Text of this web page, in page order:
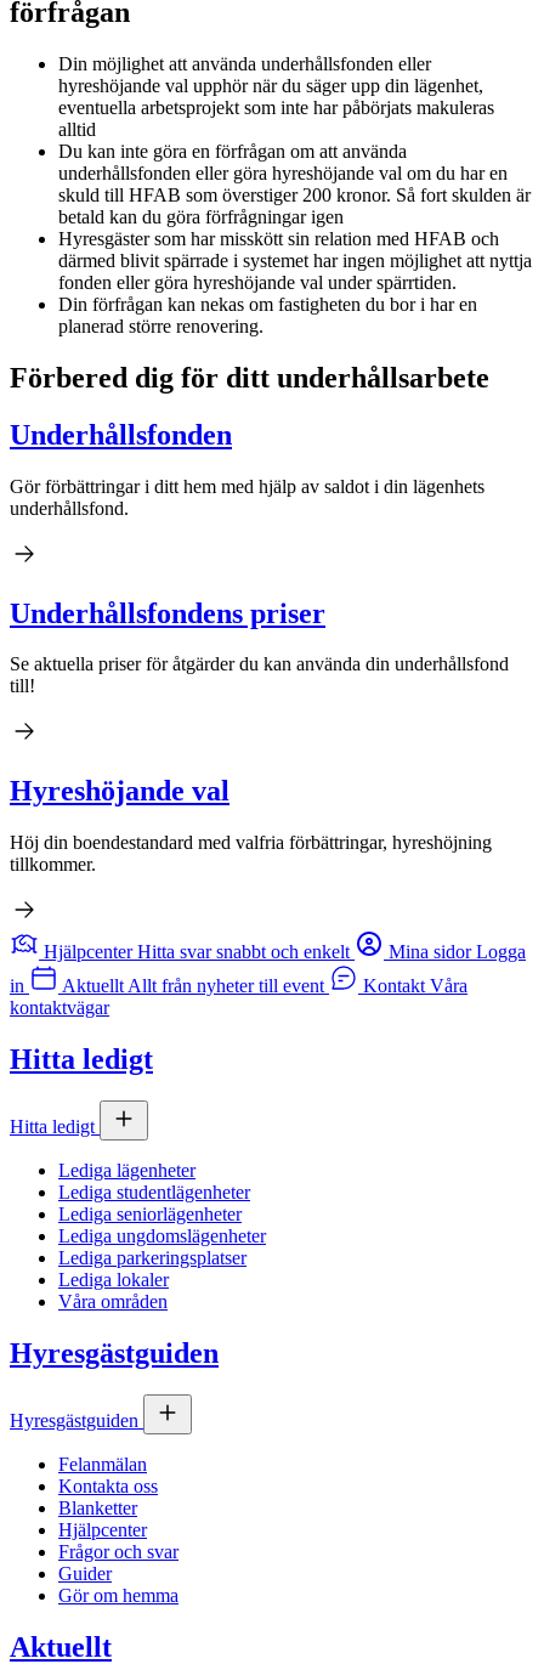
förfrågan
Din möjlighet att använda underhållsfonden eller
hyreshöjande val upphör när du säger upp din lägenhet,
eventuella arbetsprojekt som inte har påbörjats makuleras
alltid
Du kan inte göra en förfrågan om att använda
underhållsfonden eller göra hyreshöjande val om du har en
skuld till HFAB som överstiger 200 kronor. Så fort skulden är
betald kan du göra förfrågningar igen
Hyresgäster som har misskött sin relation med HFAB och
därmed blivit spärrade i systemet har ingen möjlighet att nyttja
fonden eller göra hyreshöjande val under spärrtiden.
Din förfrågan kan nekas om fastigheten du bor i har en
planerad större renovering.
Förbered dig för ditt underhållsarbete
Underhållsfonden
Gör förbättringar i ditt hem med hjälp av saldot i din lägenhets
underhållsfond.
Underhållsfondens priser
Se aktuella priser för åtgärder du kan använda din underhållsfond
till!
Hyreshöjande val
Höj din boendestandard med valfria förbättringar, hyreshöjning
tillkommer.
Hjälpcenter Hitta svar snabbt och enkelt Mina sidor Logga
in
Aktuellt Allt från nyheter till event Kontakt Våra
kontaktvägar
Hitta ledigt
Hitta ledigt
Lediga lägenheter
Lediga studentlägenheter
Lediga seniorlägenheter
Lediga ungdomslägenheter
Lediga parkeringsplatser
Lediga lokaler
Våra områden
Hyresgästguiden
Hyresgästguiden
Felanmälan
Kontakta oss
Blanketter
Hjälpcenter
Frågor och svar
Guider
Gör om hemma
Aktuellt